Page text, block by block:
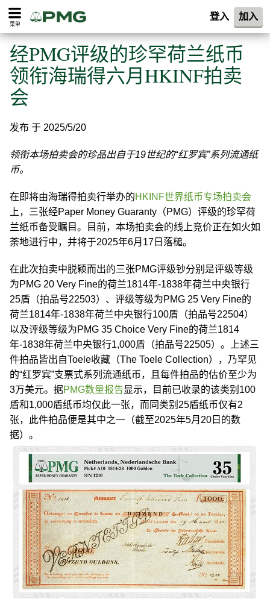
菜单
登入 加入
经PMG评级的珍罕荷兰纸币
领衔海瑞得六月HKINF拍卖
会
发布 于 2025/5/20
领衔本场拍卖会的珍品出自于19世纪的“红罗宾”系列流通纸
币。
在即将由海瑞得拍卖行举办的HKINF世界纸币专场拍卖会
上，三张经Paper Money Guaranty（PMG）评级的珍罕荷
兰纸币备受瞩目。目前，本场拍卖会的线上竞价正在如火如
荼地进行中，并将于2025年6月17日落槌。
在此次拍卖中脱颖而出的三张PMG评级钞分别是评级等级
为PMG 20 Very Fine的荷兰1814年-1838年荷兰中央银行
25盾（拍品号22503）、评级等级为PMG 25 Very Fine的
荷兰1814年-1838年荷兰中央银行100盾（拍品号22504）
以及评级等级为PMG 35 Choice Very Fine的荷兰1814
年-1838年荷兰中央银行1,000盾（拍品号22505）。上述三
件拍品皆出自Toele收藏（The Toele Collection），乃罕见
的“红罗宾”支票式系列流通纸币，且每件拍品的估价至少为
3万美元。据PMG数量报告显示，目前已收录的该类别100
盾和1,000盾纸币均仅此一张，而同类别25盾纸币仅有2
张，此件拍品便是其中之一（截至2025年5月20日的数
据）。